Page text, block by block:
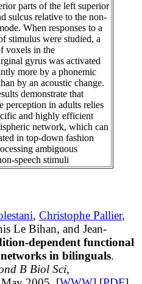
parts of the left superior
sulcus relative to the non-
When responses to a
stimulus were studied, a
voxels in the
gyrus was activated
more by a phonemic
by an acoustic change.
demonstrate that
perception in adults relies
and highly efficient
network, which can
in top-down fashion
ambiguous
speech stimuli
, Christophe Pallier,
Le Bihan, and Jean-
dependent functional
in bilinguals.
B Biol Sci,